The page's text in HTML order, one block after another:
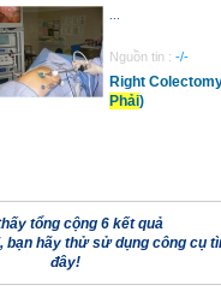
Nguồn tin : -/-
Right
Phải)
tổng cộng 6 kết quả
bạn hãy thử sử dụng công cụ
đây!